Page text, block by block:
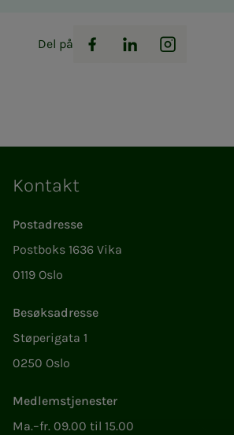
Del på
Facebook
LinkedInInstagram
Kontakt
Postadresse
Postboks 1636 Vika
0119 Oslo
Besøksadresse
Støperigata 1
0250 Oslo
Medlemstjenester
Ma.–fr. 09.00 til 15.00